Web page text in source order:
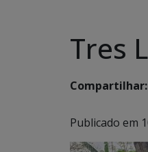
Tres
Compartilhar:
Publicado em